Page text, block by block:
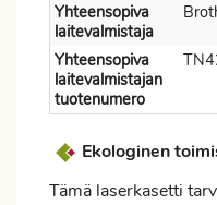
Yhteensopiva
laitevalmistaja
Yhteensopiva
laitevalmistajan
tuotenumero
Ekologinen
Tämä laserkasetti